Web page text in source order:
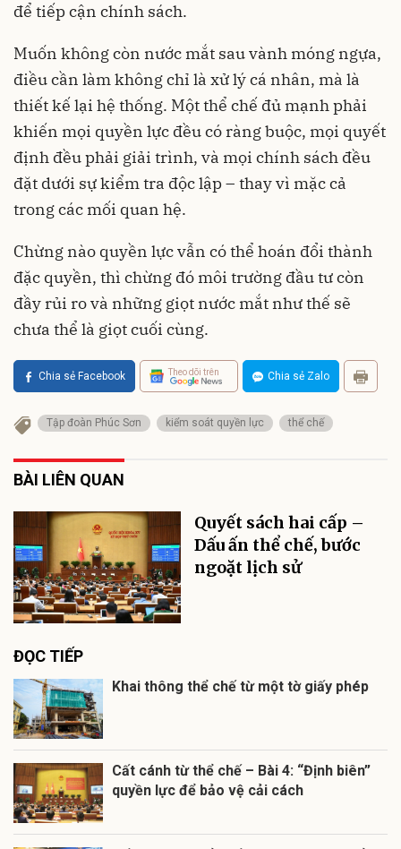
để tiếp cận chính sách.
Muốn không còn nước mắt sau vành móng ngựa,
điều cần làm không chỉ là xử lý cá nhân, mà là
thiết kế lại hệ thống. Một thể chế đủ mạnh phải
khiến mọi quyền lực đều có ràng buộc, mọi quyết
định đều phải giải trình, và mọi chính sách đều
đặt dưới sự kiểm tra độc lập – thay vì mặc cả
trong các mối quan hệ.
Chừng nào quyền lực vẫn có thể hoán đổi thành
đặc quyền, thì chừng đó môi trường đầu tư còn
đầy rủi ro và những giọt nước mắt như thế sẽ
chưa thể là giọt cuối cùng.
Chia sẻ Facebook Theo dõi trên Chia sẻ Zalo
Tập đoàn Phúc Sơn kiểm soát quyền lực thể chế
BÀI LIÊN QUAN
Quyết sách hai cấp –
Dấu ấn thể chế, bước
ngoặt lịch sử
ĐỌC TIẾP
Khai thông thể chế từ một tờ giấy phép
Cất cánh từ thể chế – Bài 4: “Định biên”
quyền lực để bảo vệ cải cách